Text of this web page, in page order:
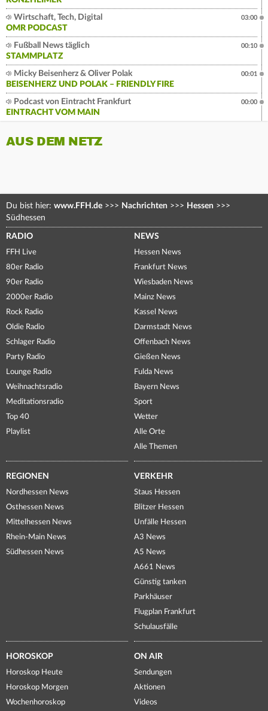
Wirtschaft, Tech, Digital
OMR PODCAST
03:00
Fußball News täglich
STAMMPLATZ
00:10
Micky Beisenherz & Oliver Polak
BEISENHERZ UND POLAK – FRIENDLY FIRE
00:01
Podcast von Eintracht Frankfurt
EINTRACHT VOM MAIN
00:00
AUS DEM NETZ
Du bist hier: www.FFH.de >>> Nachrichten >>> Hessen >>>
Südhessen
RADIO
FFH Live
80er Radio
90er Radio
2000er Radio
Rock Radio
Oldie Radio
Schlager Radio
Party Radio
Lounge Radio
Weihnachtsradio
Meditationsradio
Top 40
Playlist
NEWS
Hessen News
Frankfurt News
Wiesbaden News
Mainz News
Kassel News
Darmstadt News
Offenbach News
Gießen News
Fulda News
Bayern News
Sport
Wetter
Alle Orte
Alle Themen
REGIONEN
Nordhessen News
Osthessen News
Mittelhessen News
Rhein-Main News
Südhessen News
VERKEHR
Staus Hessen
Blitzer Hessen
Unfälle Hessen
A3 News
A5 News
A661 News
Günstig tanken
Parkhäuser
Flugplan Frankfurt
Schulausfälle
HOROSKOP
Horoskop Heute
Horoskop Morgen
Wochenhoroskop
ON AIR
Sendungen
Aktionen
Videos